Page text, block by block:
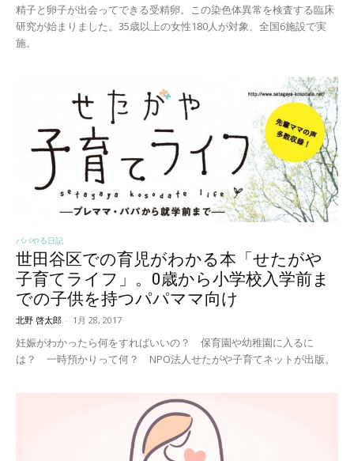
精子と卵子が出会ってできる受精卵。この染色体異常を検査する臨床
研究が始まりました。35歳以上の女性180人が対象、全国6施設で実
施。
パパやる日記
世田谷区での育児がわかる本「せたがや
子育てライフ」。0歳から小学校入学前ま
での子供を持つパパママ向け
北野 啓太郎 - 1月 28, 2017
妊娠がわかったら何をすればいいの？ 保育園や幼稚園に入るに
は？ 一時預かりって何？ NPO法人せたがや子育てネットが出版。